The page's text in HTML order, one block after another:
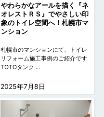
やわらかなアールを描く『ネ
オレストＲＳ』でやさしい印
象のトイレ空間へ！札幌市マ
ンション
札幌市のマンションにて、トイレ
リフォーム施工事例のご紹介です
TOTOタンク ...
2025年7月8日